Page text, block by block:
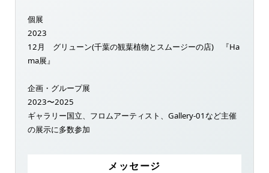
個展
2023
12月 グリューン(千葉の観葉植物とスムージーの店) 『Ha
ma展』
企画・グループ展
2023〜2025
ギャラリー国立、フロムアーティスト、Gallery-01など主催
の展示に多数参加
メッセージ